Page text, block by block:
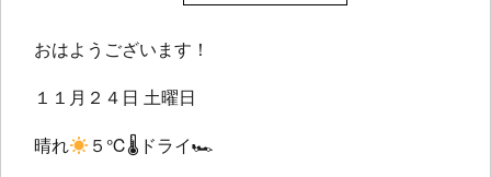
おはようございます！
１１月２４日 土曜日
晴れ ５℃🌡ドライ🏎